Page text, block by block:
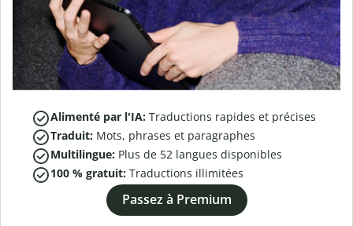
Alimenté par l'IA: Traductions rapides et précises
Traduit: Mots, phrases et paragraphes
Multilingue: Plus de 52 langues disponibles
100 % gratuit: Traductions illimitées
Passez à Premium